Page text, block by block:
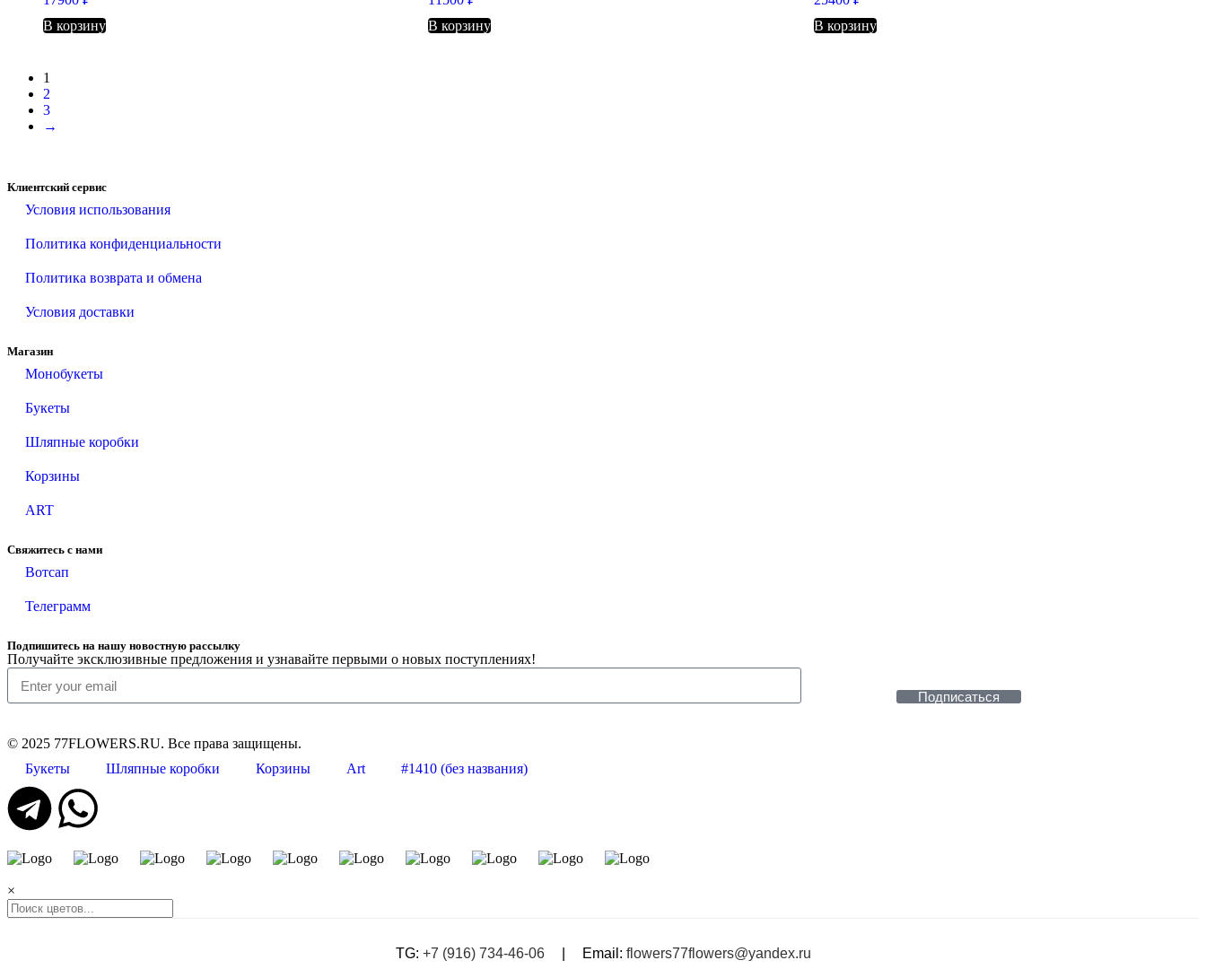
В корзину
В корзину
В корзину
1
2
3
→
Клиентский сервис
Условия использования
Политика конфиденциальности
Политика возврата и обмена
Условия доставки
Магазин
Монобукеты
Букеты
Шляпные коробки
Корзины
ART
Свяжитесь с нами
Вотсап
Телеграмм
Подпишитесь на нашу новостную рассылку
Получайте эксклюзивные предложения и узнавайте первыми о новых поступлениях!
Подписаться
© 2025 77FLOWERS.RU. Все права защищены.
Букеты
Шляпные коробки Корзины Art #1410 (без названия)
×
TG: +7 (916) 734-46-06 Email: flowers77flowers@yandex.ru